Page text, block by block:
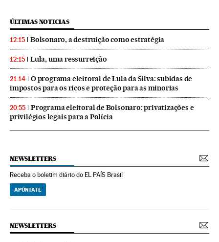
ÚLTIMAS NOTICIAS
12:15 Bolsonaro, a destruição como estratégia
12:15 Lula, uma ressurreição
21:14
O programa eleitoral de Lula da Silva: subidas de
impostos para os ricos e proteção para as minorias
20:55
Programa eleitoral de Bolsonaro: privatizações e
privilégios legais para a Polícia
NEWSLETTERS
Receba o boletim diário do EL PAÍS Brasil
APÚNTATE
NEWSLETTERS